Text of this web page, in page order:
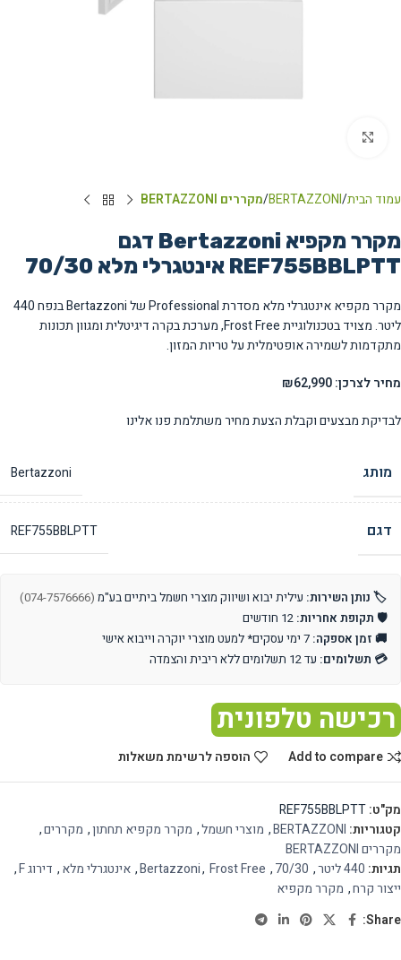
עמוד הבית BERTAZZONI מקררים BERTAZZONI
מקרר מקפיא Bertazzoni דגם
REF755BBLPTT אינטגרלי מלא 70/30
מקרר מקפיא אינטגרלי מלא מסדרת Professional של Bertazzoni בנפח 440
ליטר. מצויד בטכנולוגיית Frost Free, מערכת בקרה דיגיטלית ומגוון תכונות
מתקדמות לשמירה אופטימלית על טריות המזון.
מחיר לצרכן: ₪62,990
לבדיקת מבצעים וקבלת הצעת מחיר משתלמת פנו אלינו
מותג Bertazzoni
דגם REF755BBLPTT
🏷️ נותן השירות: עילית יבוא ושיווק מוצרי חשמל ביתיים בע"מ (074-7576666)
🛡️ תקופת אחריות:
🚚 זמן אספקה:
💳 תשלומים: עד 12 תשלומים ללא ריבית והצמדה
רכישה טלפונית
Add to compare הוספה לרשימת משאלות
מק"ט:REF755BBLPTT
קטגוריות: BERTAZZONI
, מוצרי חשמל, מקרר מקפיא תחתון, מקררים,
מקררים BERTAZZONI
תגיות: 440 ליטר ,
70/30
,
Bertazzoni, Frost Free
, אינטגרלי מלא, דירוג F
,
ייצור קרח, מקרר מקפיא
Share: